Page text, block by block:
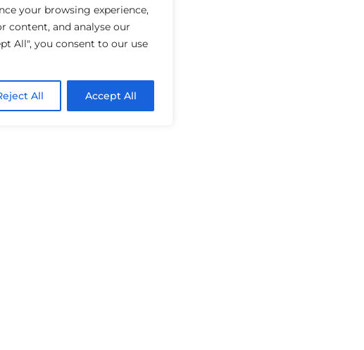
your browsing experience,
content, and analyse our
All", you consent to our use
All Accept All